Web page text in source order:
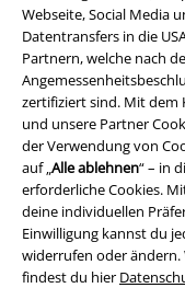
Webseite, Social Media
Datentransfers in die
Partnern, welche nach
zertifiziert sind. Mit dem
und unsere Partner
der Verwendung von
auf „ Alle ablehnen“ – in
erforderliche Cookies.
deine individuellen
Einwilligung kannst du
widerrufen oder
findest du hier
Rechtliches
AGB
Impressum
Datenschutz
Entsorgung und
Konformitätserklärung